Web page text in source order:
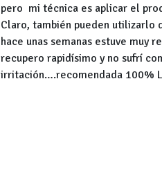
pero mi técnica es aplicar el
Claro, también pueden utilizarlo
hace unas semanas estuve muy
recupero rapidísimo y no sufrí
irritación….recomendada 100%